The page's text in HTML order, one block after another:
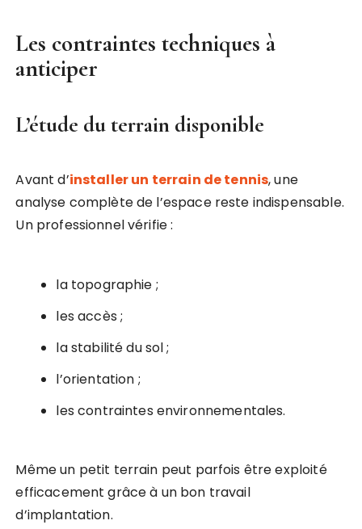
Les contraintes techniques à
anticiper
L’étude du terrain disponible
Avant d’installer un terrain de tennis, une
analyse complète de l’espace reste indispensable.
Un professionnel vérifie :
la topographie ;
les accès ;
la stabilité du sol ;
l’orientation ;
les contraintes environnementales.
Même un petit terrain peut parfois être exploité
efficacement grâce à un bon travail
d’implantation.